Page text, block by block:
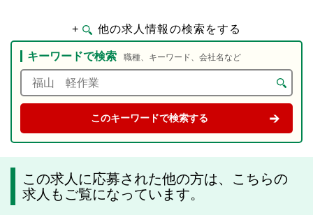
+ 他の求人情報の検索をする
キーワードで検索 職種、キーワード、会社名など
この求人に応募された他の方は、こちらの
求人もご覧になっています。